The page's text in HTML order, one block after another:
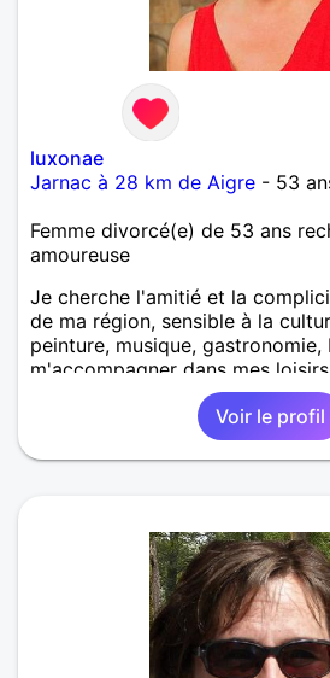
luxonae
Jarnac à 28 km de Aigre - 53
Femme divorcé(e) de 53 ans
amoureuse
Je cherche l'amitié et la
de ma région, sensible à la
peinture, musique,
m'accompagner dans mes
profiter de toutes ces choses,
serait plus agréable !Voir le profil